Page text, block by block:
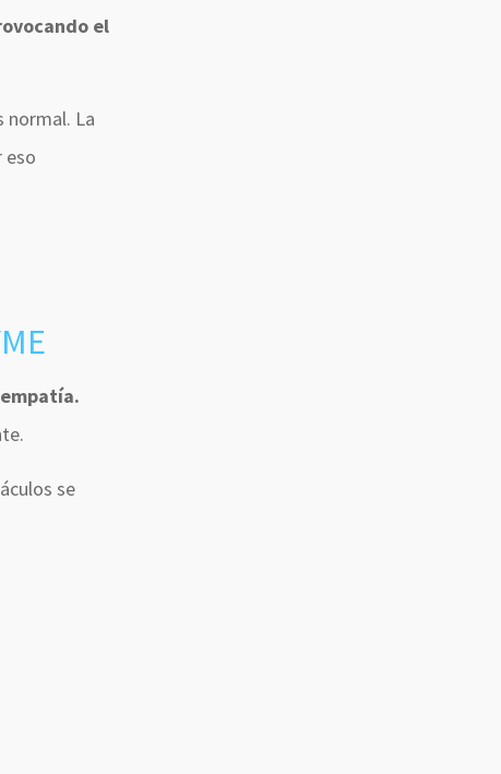
el
normal. La
eso
se